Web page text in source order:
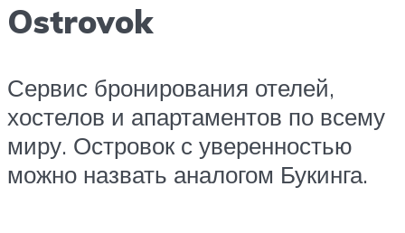
Ostrovok
Сервис бронирования отелей,
хостелов и апартаментов по всему
миру. Островок с уверенностью
можно назвать аналогом Букинга.